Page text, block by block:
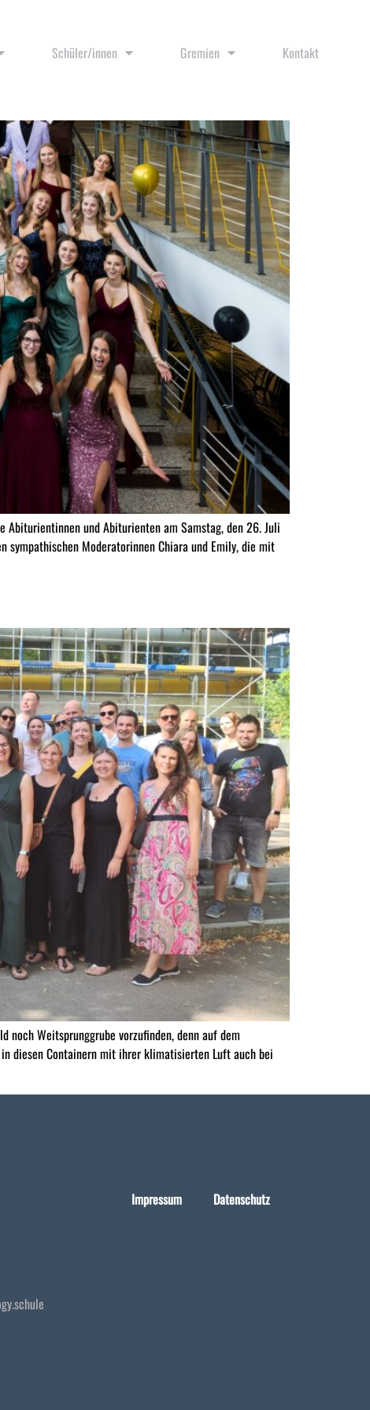
Schüler/innen Gremien Kontakt
Abiturientinnen und Abiturienten am Samstag, den 26. Juli
Moderatorinnen Chiara und Emily, die mit
Weitsprunggrube vorzufinden, denn auf dem
diesen Containern mit ihrer klimatisierten Luft auch bei
Impressum Datenschutz